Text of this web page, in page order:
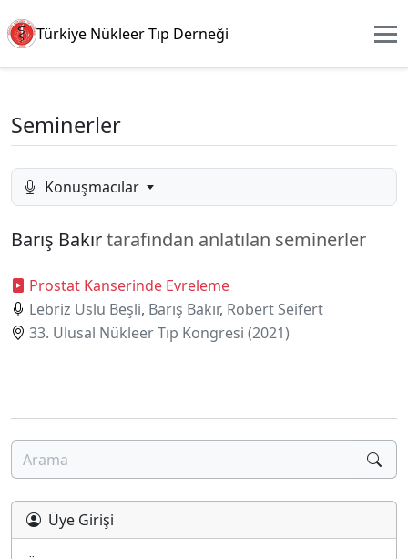
Türkiye Nükleer Tıp Derneği
Seminerler
Konuşmacılar
Barış Bakırtarafından anlatılan seminerler
Prostat Kanserinde Evreleme
Lebriz Uslu Beşli, Barış Bakır, Robert Seifert
33. Ulusal Nükleer Tıp Kongresi (2021)
Üye Girişi